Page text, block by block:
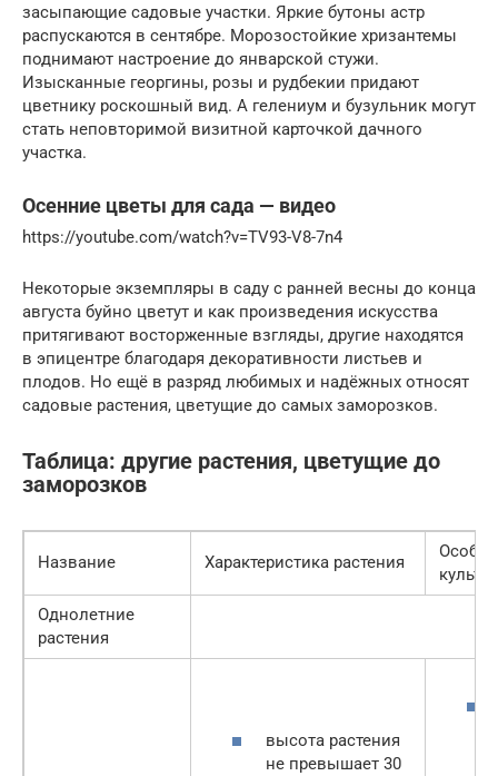
засыпающие садовые участки. Яркие бутоны астр
распускаются в сентябре. Морозостойкие хризантемы
поднимают настроение до январской стужи.
Изысканные георгины, розы и рудбекии придают
цветнику роскошный вид. А гелениум и бузульник могут
стать неповторимой визитной карточкой дачного
участка.
Осенние цветы для сада — видео
https://youtube.com/watch?v=TV93-V8-7n4
Некоторые экземпляры в саду с ранней весны до конца
августа буйно цветут и как произведения искусства
притягивают восторженные взгляды, другие находятся
в эпицентре благодаря декоративности листьев и
плодов. Но ещё в разряд любимых и надёжных относят
садовые растения, цветущие до самых заморозков.
Таблица: другие растения, цветущие до
заморозков
Название Характеристика растения
Однолетние
растения
высота растения
не превышает 30